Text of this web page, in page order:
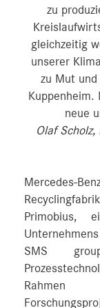
zu
gleichzeitig
unserer
zu Mut
neue
Olaf
Mercedes-
Primobius,
SMS
Rahmen